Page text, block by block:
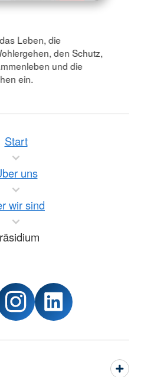
Leben, die
den Schutz,
und die
ein.
Start
uns
wir sind